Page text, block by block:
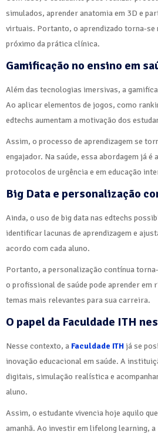
simulados, aprender anatomia em 3D e
virtuais. Portanto, o aprendizado torna-se
próximo da prática clínica.
Gamificação no ensino em
Além das tecnologias imersivas, a
Ao aplicar elementos de jogos, como
edtechs aumentam a motivação dos
Assim, o processo de aprendizagem se
engajador. Na saúde, essa abordagem já é
protocolos de urgência e em educação
Big Data e personalização
Ainda, o uso de big data nas edtechs
identificar lacunas de aprendizagem e
acordo com cada aluno.
Portanto, a personalização contínua
o profissional de saúde pode aprender
temas mais relevantes para sua carreira.
O papel da Faculdade ITH
Nesse contexto, a Faculdade ITHjá se
inovação educacional em saúde. A
digitais, simulação realística e
aluno.
Assim, o estudante vivencia hoje aquilo
amanhã. Ao investir em lifelong learning,